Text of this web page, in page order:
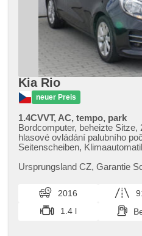
Kia Rio
neuer Preis
1.4CVVT, AC, tempo, park
Bordcomputer, beheizte Sitze,
hlasové ovládání palubního
Seitenscheiben,
El. Spiegel, beheizte Spiegel,
Funkfernbedienung,
(ESP), Nebelscheinwerfer,
(ASR), parkovací senzory
Beifahrerairbagdeaktivierung,
Ursprungsland CZ,​ Garantie
denně (včetně víke...
2016
1.4 l